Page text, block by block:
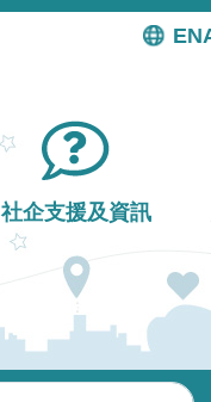
EN
社企支援及資訊